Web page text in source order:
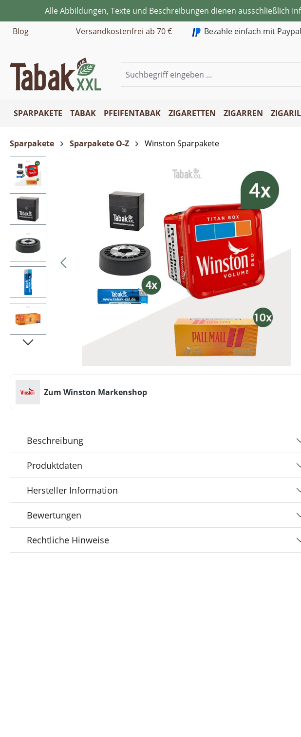
Hauptinhalt springen
Zur Suche springen
Zur Hauptnavigation springen
Alle Abbildungen, Texte und Beschreibungen dienen ausschließlich
Blog
Versandkostenfrei ab 70 € Bezahle einfach mit Paypal
SPARPAKETE TABAK PFEIFENTABAK ZIGARETTEN ZIGARREN
Sparpakete Sparpakete O-Z Winston Sparpakete
Zum Winston Markenshop
Beschreibung
Produktdaten
Hersteller Information
Bewertungen
Rechtliche Hinweise